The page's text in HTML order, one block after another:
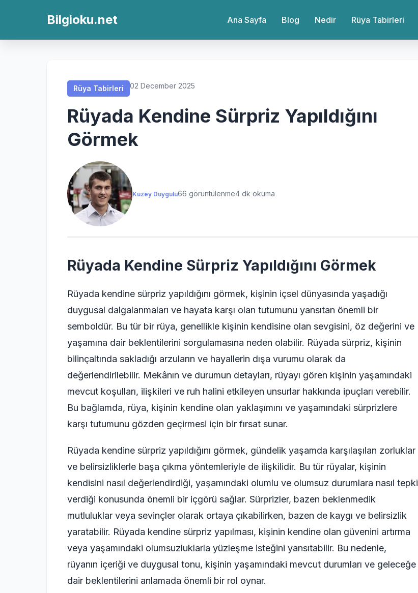
Bilgioku.net Ana Sayfa Blog Nedir Rüya Tabirleri
Rüya Tabirleri 02 December 2025
Rüyada Kendine Sürpriz Yapıldığını
Görmek
Kuzey Duygulu66 görüntülenme4 dk okuma
Rüyada Kendine Sürpriz Yapıldığını Görmek
Rüyada kendine sürpriz yapıldığını görmek, kişinin içsel dünyasında yaşadığı
duygusal dalgalanmaları ve hayata karşı olan tutumunu yansıtan önemli bir
semboldür. Bu tür bir rüya, genellikle kişinin kendisine olan sevgisini, öz değerini ve
yaşamına dair beklentilerini sorgulamasına neden olabilir. Rüyada sürpriz, kişinin
bilinçaltında sakladığı arzuların ve hayallerin dışa vurumu olarak da
değerlendirilebilir. Mekânın ve durumun detayları, rüyayı gören kişinin yaşamındaki
mevcut koşulları, ilişkileri ve ruh halini etkileyen unsurlar hakkında ipuçları verebilir.
Bu bağlamda, rüya, kişinin kendine olan yaklaşımını ve yaşamındaki sürprizlere
karşı tutumunu gözden geçirmesi için bir fırsat sunar.
Rüyada kendine sürpriz yapıldığını görmek, gündelik yaşamda karşılaşılan zorluklar
ve belirsizliklerle başa çıkma yöntemleriyle de ilişkilidir. Bu tür rüyalar, kişinin
kendisini nasıl değerlendirdiği, yaşamındaki olumlu ve olumsuz durumlara nasıl tepki
verdiği konusunda önemli bir içgörü sağlar. Sürprizler, bazen beklenmedik
mutluluklar veya sevinçler olarak ortaya çıkabilirken, bazen de kaygı ve belirsizlik
yaratabilir. Rüyada kendine sürpriz yapılması, kişinin kendine olan güvenini artırma
veya yaşamındaki olumsuzluklarla yüzleşme isteğini yansıtabilir. Bu nedenle,
rüyanın içeriği ve duygusal tonu, kişinin yaşamındaki mevcut durumları ve geleceğe
dair beklentilerini anlamada önemli bir rol oynar.
Rüya Tabirleri
Rüya Tabirleri
Rüya Tabirleri
Rüya Tabirleri